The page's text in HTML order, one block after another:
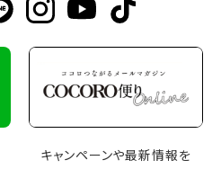
キャンペーンや最新情報を